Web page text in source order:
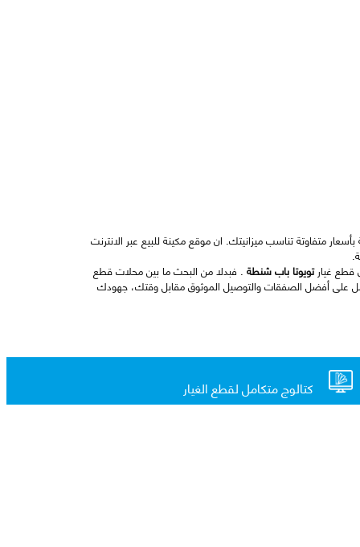
متفاوتة تناسب ميزانيتك. ان موقع مكينة للبيع عبر الانترنت
قطع غيارتويوتا باب شنطة . فبدلا من البحث ما بين محلات قطع
على أفضل الصفقات والتوصيل الموثوق مقابل وقتك، جهودك
كتالوج متكامل لقطع الغيار